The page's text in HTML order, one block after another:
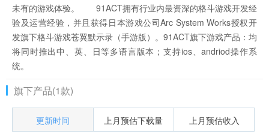
未有的游戏体验。 91ACT拥有行业内最资深的格斗游戏开发经
验及运营经验，并且获得日本游戏公司Arc System Works授权开
发旗下格斗游戏苍翼默示录（手游版）。91ACT旗下游戏产品：均
将同时推出中、英、日等多语言版本；支持ios、andriod操作系
统。
旗下产品(1款)
更新时间 上月预估下载量 上月预估收入